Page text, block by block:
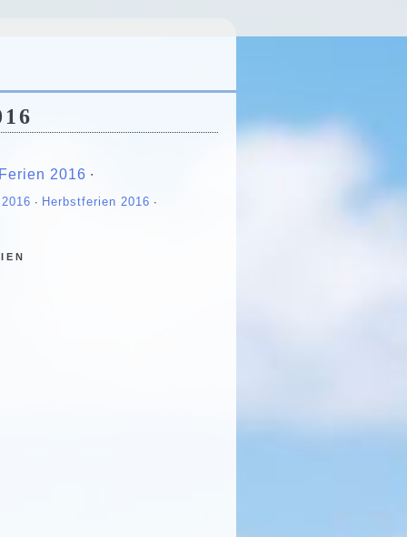
Ferien 2016 ∙
∙ Herbstferien 2016 ∙